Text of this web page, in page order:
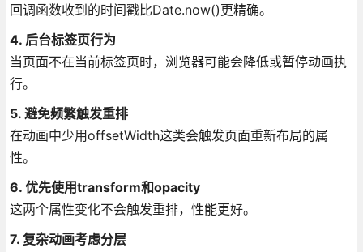
回调函数收到的时间戳比Date.now()更精确。
4. 后台标签页行为
当页面不在当前标签页时，浏览器可能会降低或暂停动画执
行。
5. 避免频繁触发重排
在动画中少用offsetWidth这类会触发页面重新布局的属
性。
6. 优先使用transform和opacity
这两个属性变化不会触发重排，性能更好。
7. 复杂动画考虑分层